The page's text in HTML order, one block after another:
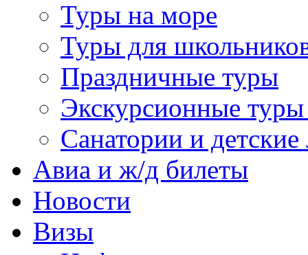
Туры на море
Туры для
Праздничные туры
Экскурсионные
Санатории и детские
Авиа и ж/д билеты
Новости
Визы